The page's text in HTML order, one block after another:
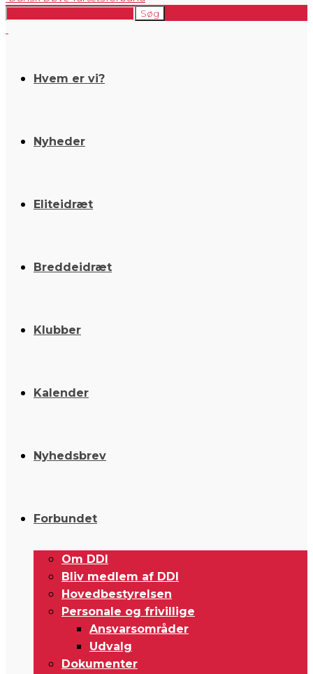
Hvem er vi?
Nyheder
Eliteidræt
Breddeidræt
Klubber
Kalender
Nyhedsbrev
Forbundet
Om DDI
Bliv medlem af DDI
Hovedbestyrelsen
Personale og frivillige
Ansvarsområder
Udvalg
Dokumenter